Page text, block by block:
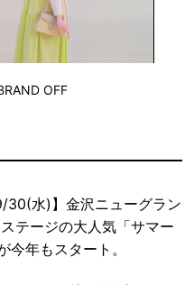
OFF
30(水)】金沢ニューグラン
テージの大人気「サマー
今年もスタート。